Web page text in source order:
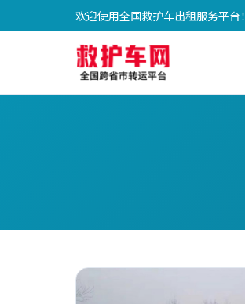
欢迎使用全国救护车出租服务平台！